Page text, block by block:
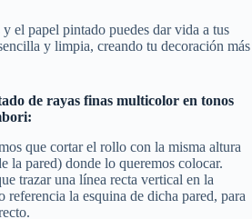
el papel pintado puedes dar vida a tus
y limpia, creando tu decoración más
de rayas finas multicolor en tonos
que cortar el rollo con la misma altura
la pared) donde lo queremos colocar.
trazar una línea recta vertical en la
referencia la esquina de dicha pared, para